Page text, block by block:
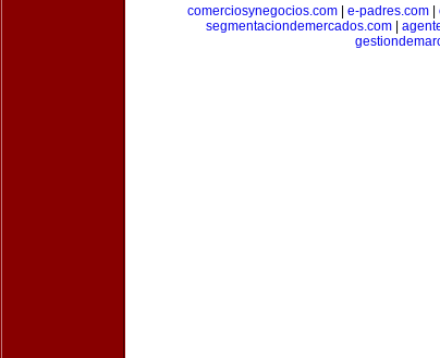
comerciosynegocios.com| e-padres.com|
segmentaciondemercados.com